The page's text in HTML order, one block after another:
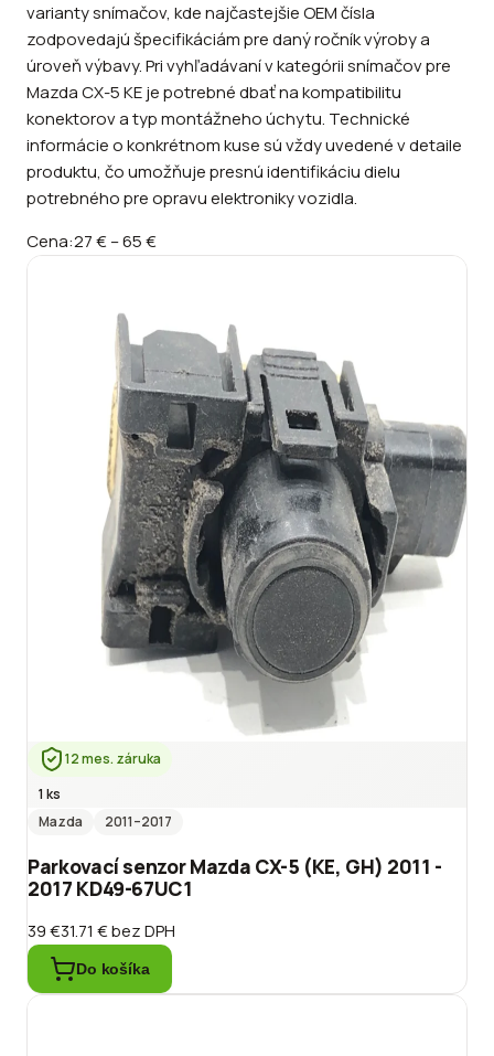
varianty snímačov, kde najčastejšie OEM čísla
zodpovedajú špecifikáciám pre daný ročník výroby a
úroveň výbavy. Pri vyhľadávaní v kategórii snímačov pre
Mazda CX-5 KE je potrebné dbať na kompatibilitu
konektorov a typ montážneho úchytu. Technické
informácie o konkrétnom kuse sú vždy uvedené v detaile
produktu, čo umožňuje presnú identifikáciu dielu
potrebného pre opravu elektroniky vozidla.
Cena:27 €–65 €
12 mes. záruka
1 ks
Mazda
2011–2017
Parkovací senzor Mazda CX-5 (KE, GH) 2011 -
2017 KD49-67UC1
39 €31.71 €bez DPH
Do košíka